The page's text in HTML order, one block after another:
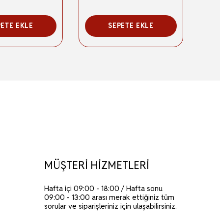
EKLE SEPETE EKLE
MÜŞTERİ HİZMETLERİ
Hafta içi 09:00 - 18:00 / Hafta sonu
09:00 - 13:00 arası merak ettiğiniz tüm
sorular ve siparişleriniz için ulaşabilirsiniz.